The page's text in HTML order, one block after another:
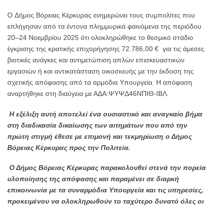
O Δήμος Βόρειας Κέρκυρας ενημερώνει τους συμπολίτες που
επλήγησαν από τα έντονα πλημμυρικά φαινόμενα της περιόδου
20–24 Νοεμβρίου 2025 ότι ολοκληρώθηκε το θεσμικό στάδιο
έγκρισης της κρατικής επιχορήγησης 72.786,00 € για τις άμεσες
βιοτικές ανάγκες και αντιμετώπιση απλών επισκευαστικών
εργασιών ή και αντικατάσταση οικοσκευής με την έκδοση της
σχετικής απόφασης από τα αρμόδια Υπουργεία. Η απόφαση
αναρτήθηκε στη διαύγεια με ΑΔΑ:ΨΥΨΔ46ΝΠΙΘ-ΙΒΛ.
Η εξέλιξη αυτή αποτελεί ένα ουσιαστικό και αναγκαίο βήμα
στη διαδικασία δικαίωσης των αιτημάτων που από την
πρώτη στιγμή έθεσε με επιμονή και τεκμηρίωση ο Δήμος
Βόρειας Κέρκυρας προς την Πολιτεία.
Ο Δήμος Βόρειας Κέρκυρας παρακολουθεί στενά την πορεία
υλοποίησης της απόφασης και παραμένει σε διαρκή
επικοινωνία με τα συναρμόδια Υπουργεία και τις υπηρεσίες,
προκειμένου να ολοκληρωθούν το ταχύτερο δυνατό όλες οι